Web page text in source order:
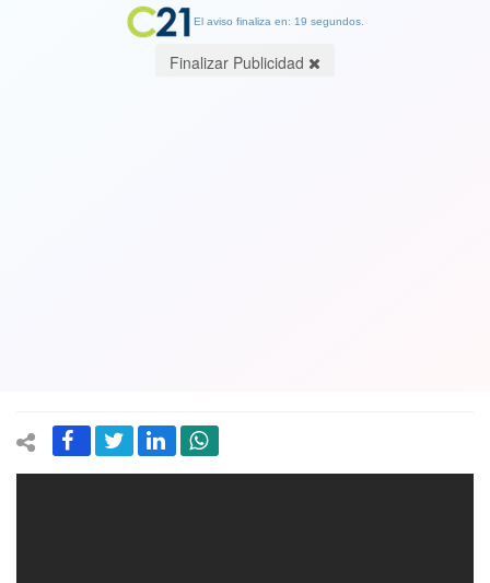
El aviso finaliza en: 19 segundos.
Finalizar Publicidad